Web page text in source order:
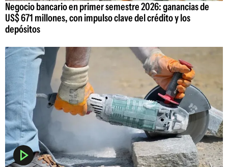
Negocio bancario en primer semestre 2026: ganancias de
US$ 671 millones, con impulso clave del crédito y los
depósitos